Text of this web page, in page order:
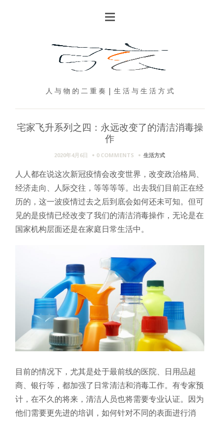
人 与 物 的 二 重 奏 | 生 活 与 生 活 方 式
宅家飞升系列之四：永远改变了的清洁消毒操
作
2020年4月6日 0 COMMENTS 生活方式
人人都在说这次新冠疫情会改变世界，改变政治格局、
经济走向、人际交往，等等等等。出去我们目前正在经
历的，这一波疫情过去之后到底会如何还未可知。但可
见的是疫情已经改变了我们的清洁消毒操作，无论是在
国家机构层面还是在家庭日常生活中。
目前的情况下，尤其是处于最前线的医院、日用品超
商、银行等，都加强了日常清洁和消毒工作。有专家预
计，在不久的将来，清洁人员也将需要专业认证。因为
他们需要更先进的培训，如何针对不同的表面进行消